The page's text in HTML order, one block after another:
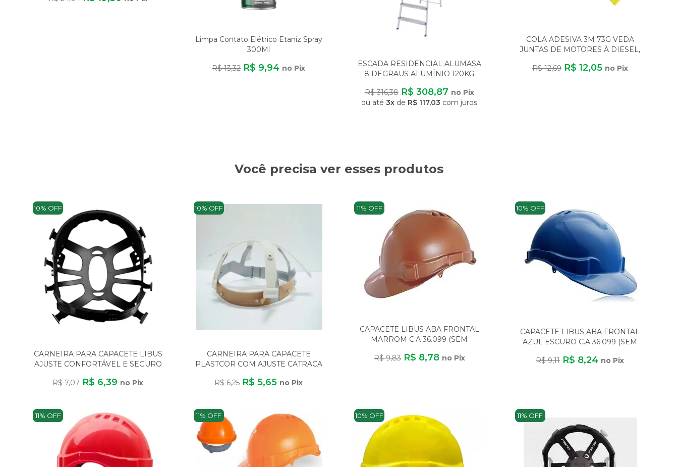
Limpa Contato Elétrico Etaniz Spray
300Ml
R$ 13,32 R$ 9,94 no Pix
ESCADA RESIDENCIAL ALUMASA
8 DEGRAUS ALUMÍNIO 120KG
R$ 316,38 R$ 308,87 no Pix
ou até3x de R$ 117,03 com juros
COLA ADESIVA 3M 73G VEDA
JUNTAS DE MOTORES À DIESEL,
R$ 12,69 R$ 12,05 no Pix
Você precisa ver esses produtos
10% OFF
CARNEIRA PARA CAPACETE LIBUS
AJUSTE CONFORTÁVEL E SEGURO
R$ 7,07 R$ 6,39 no Pix
10% OFF
CARNEIRA PARA CAPACETE
PLASTCOR COM AJUSTE CATRACA
R$ 6,25 R$ 5,65 no Pix
11% OFF
CAPACETE LIBUS ABA FRONTAL
MARROM C.A 36.099 (SEM
R$ 9,83 R$ 8,78 no Pix
10% OFF
CAPACETE LIBUS ABA FRONTAL
AZUL ESCURO C.A 36.099 (SEM
R$ 9,11 R$ 8,24 no Pix
11% OFF 11% OFF 10% OFF 11% OFF